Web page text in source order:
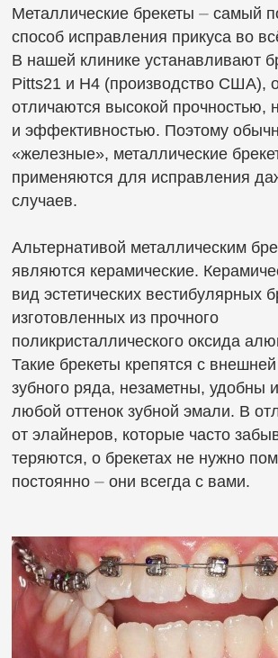
После лечения
На протяжении всего времени ношения брекетов
гигиенические навыки, которые остаются
с человеком на всю жизнь и надолго сохраняют
Лечение на брекетах у взрослых пациентов
завершается избирательным
пришлифовыванием зубов или ортопедическим
восстановлением анатомии зубов и высоты
прикуса.
В нашей клинике исправление прикуса проходит
также наэлайнерах FlexiLigner
. Каппы FlexiLigner
⏤ современная методика выравнивания зубов
у взрослых всех возрастов, «прозрачная
ортодонтия».